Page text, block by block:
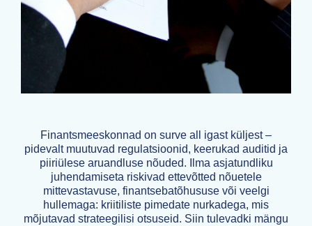
Finantsmeeskonnad on surve all igast küljest –
pidevalt muutuvad regulatsioonid, keerukad auditid ja
piiriülese aruandluse nõuded. Ilma asjatundliku
juhendamiseta riskivad ettevõtted nõuetele
mittevastavuse, finantsebatõhususe või veelgi
hullemaga: kriitiliste pimedate nurkadega, mis
mõjutavad strateegilisi otsuseid. Siin tulevadki mängu